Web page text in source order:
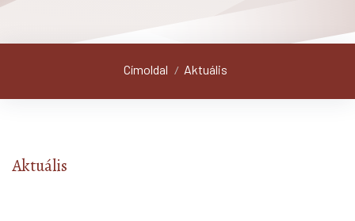
Címoldal / Aktuális
Aktuális